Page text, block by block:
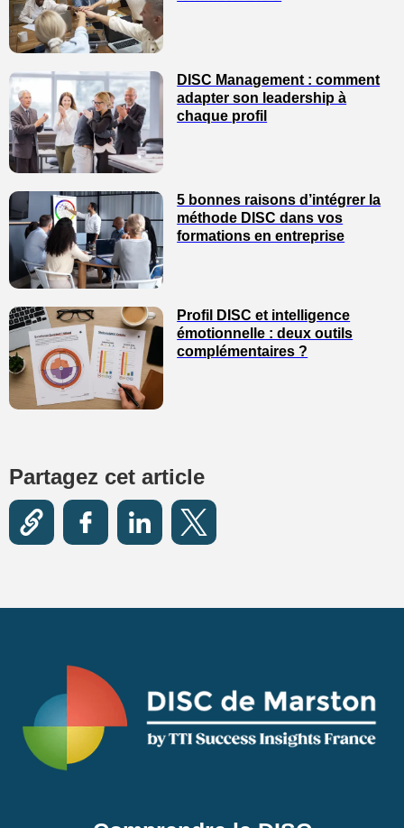
DISC Management : comment
adapter son leadership à
chaque profil
5 bonnes raisons d’intégrer la
méthode DISC dans vos
formations en entreprise
Profil DISC et intelligence
émotionnelle : deux outils
complémentaires ?
Partagez cet article